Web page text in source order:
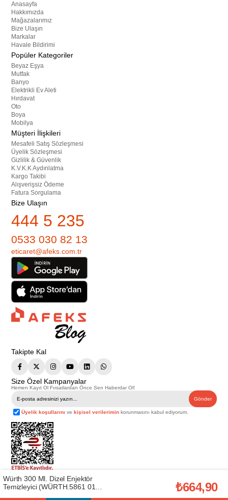
Anasayfa
Hakkımızda
Mağazalarımız
Bize Ulaşın
Markalar
Havale Bildirimi
Popüler Kategoriler
Beyaz Eşya
Mutfak
Banyo
Elektrikli Ev Aleti
Hırdavat
Oto
Boya
Mobilya
Müşteri İlişkileri
Mesafeli Satış Sözleşmesi
Üyelik Sözleşmesi
Gizlilik & Güvenlik
K.V.K.K Aydınlatma
Kargo Takibi
Alışverişsiz Ödeme
Fatura Sorgulama
Bize Ulaşın
444 5 235
0533 030 82 13
eticaret@afeks.com.tr
Takipte Kal
Size Özel Kampanyalar
Hemen Kayıt Ol Fırsatlardan Önce Sen Haberdar Ol!
Gönder
Üyelik koşullarını vekişisel verilerimin korunmasını kabul ediyorum.
Telif Hakkı © 2026Afeks Yapı Market
. Tüm hakları saklıdır.
Bu web sitesindeki tüm ürünler ticari amaçlıdır. Web sitemizde yer alan
görsel ve yazılı içerikler firmamıza ait olup, firmamızın yazılı izni alınmadan
Würth 300 Ml. Dizel Enjektör
Temizleyici (WÜRTH.5861 011
₺664,90